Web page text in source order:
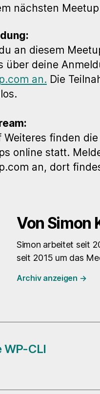
nächsten
an diesem
über deine
an. Die
Weiteres finden
online statt.
an, dort
Von Simon
Simon arbeitet seit
seit 2015 um das
Archiv anzeigen →
WP-CLI